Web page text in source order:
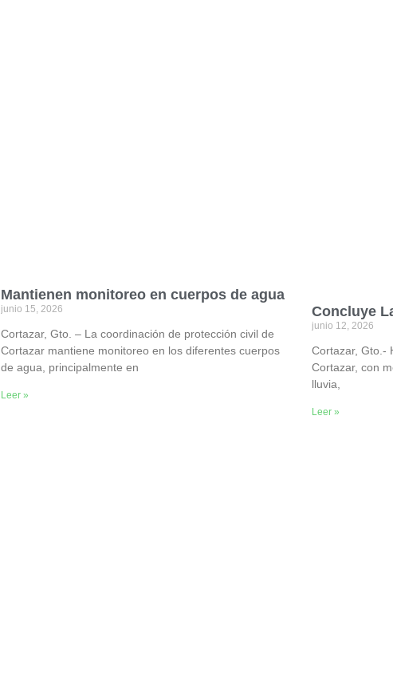
Mantienen monitoreo en cuerpos de agua
junio 15, 2026
Cortazar, Gto. – La coordinación de protección civil de
Cortazar mantiene monitoreo en los diferentes cuerpos
de agua, principalmente en
Leer »
Concluye
junio 12, 2026
Cortazar, Gto.-
Cortazar, con
lluvia,
Leer »